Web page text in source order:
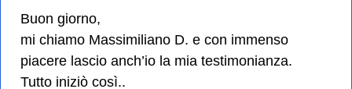
Buon giorno,
mi chiamo Massimiliano D. e con immenso
piacere lascio anch’io la mia testimonianza.
Tutto iniziò così..